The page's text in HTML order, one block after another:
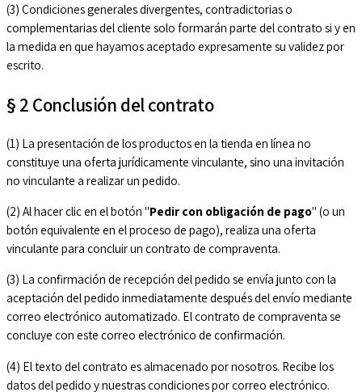
(3) Condiciones generales divergentes, contradictorias o
complementarias del cliente solo formarán parte del contrato si y en
la medida en que hayamos aceptado expresamente su validez por
escrito.
§ 2 Conclusión del contrato
(1) La presentación de los productos en la tienda en línea no
constituye una oferta jurídicamente vinculante, sino una invitación
no vinculante a realizar un pedido.
(2) Al hacer clic en el botón "Pedir con obligación de pago" (o un
botón equivalente en el proceso de pago), realiza una oferta
vinculante para concluir un contrato de compraventa.
(3) La confirmación de recepción del pedido se envía junto con la
aceptación del pedido inmediatamente después del envío mediante
correo electrónico automatizado. El contrato de compraventa se
concluye con este correo electrónico de confirmación.
(4) El texto del contrato es almacenado por nosotros. Recibe los
datos del pedido y nuestras condiciones por correo electrónico.